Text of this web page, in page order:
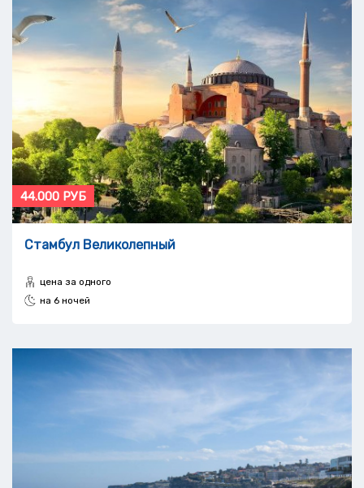
44.000 РУБ
Стамбул Великолепный
цена за одного
на 6 ночей